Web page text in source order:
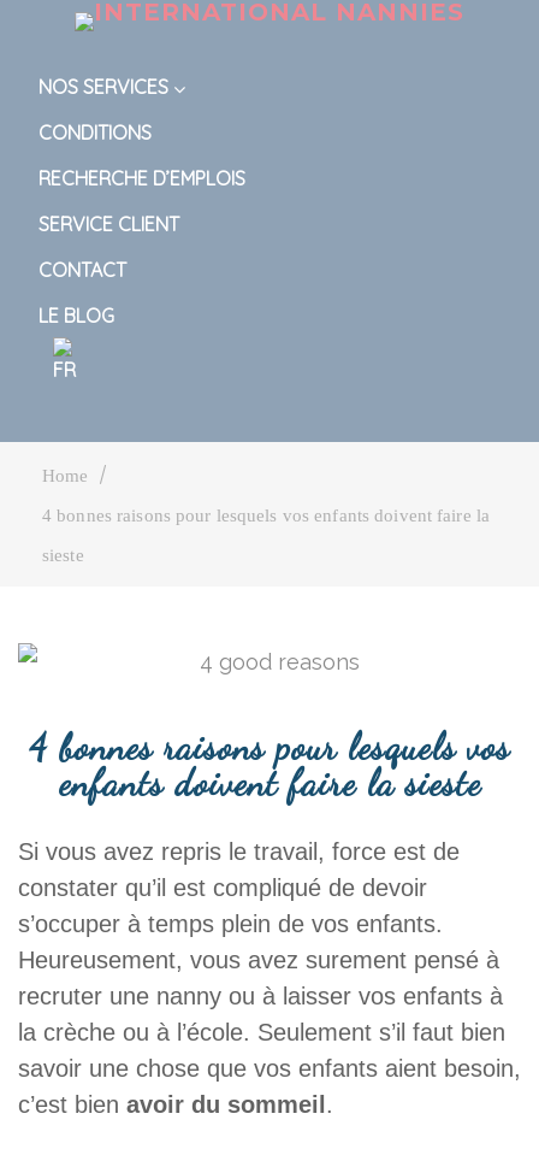
NOS SERVICES
CONDITIONS
RECHERCHE D’EMPLOIS
SERVICE CLIENT
CONTACT
LE BLOG
Home |
4 bonnes raisons pour lesquels vos enfants doivent faire la
sieste
4 bonnes raisons pour lesquels vos
enfants doivent faire la sieste
Si vous avez repris le travail, force est de
constater qu’il est compliqué de devoir
s’occuper à temps plein de vos enfants.
Heureusement, vous avez surement pensé à
recruter une nanny ou à laisser vos enfants à
la crèche ou à l’école. Seulement s’il faut bien
savoir une chose que vos enfants aient besoin,
c’est bien avoir du sommeil .